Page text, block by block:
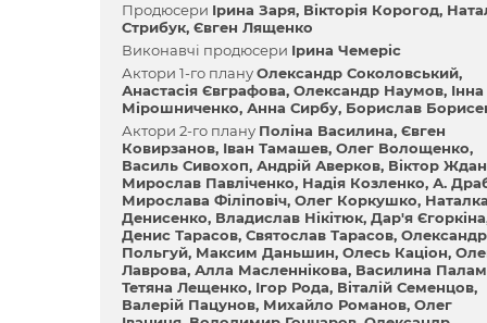
Продюсери Ірина Заря Вікторія Корогод
Стрибук Євген Лященко
Виконавчі продюсери Ірина Чемеріс
Актори 1-го плануОлександр Соколовський
Анастасія Євграфова Олександр Наумов Інна
Мірошниченко Анна Сирбу Борислав
Актори 2-го плану Поліна Василина Євген
Ковирзанов Іван Тамашев Олег Волощенко
Василь Сивохоп Андрій Аверков Віктор
Мирослав Павліченко Надія Козленко А.
Мирослава Філіповіч Олег Коркушко Наталка
Денисенко Владислав Нікітюк Дар'я Єгоркіна
Денис Тарасов Святослав Тарасов
Польгуй Максим Даньшин Олесь Каціон
Лаврова Алла Масленнікова Василина
Тетяна Лещенко Ігор Рода Віталій Семенцов
Валерій Пацунов Михайло Романов Олег